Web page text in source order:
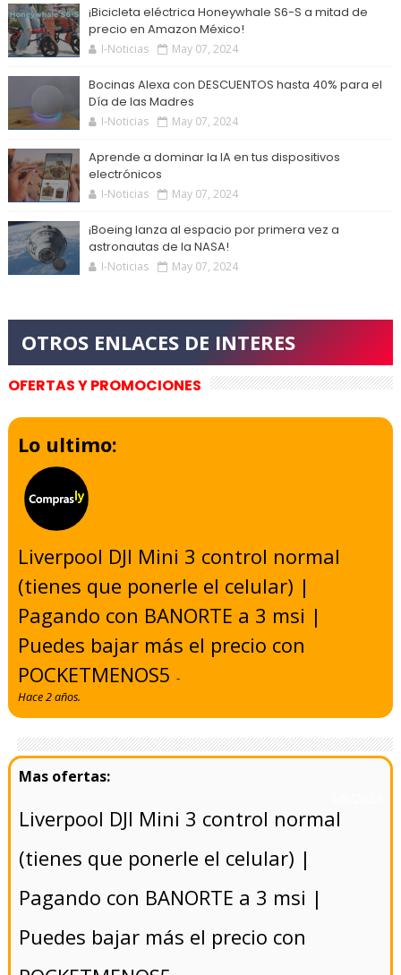
¡Bicicleta eléctrica Honeywhale S6-S a mitad de
precio en Amazon México!
I-Noticias May 07, 2024
Bocinas Alexa con DESCUENTOS hasta 40% para el
Día de las Madres
I-Noticias May 07, 2024
Aprende a dominar la IA en tus dispositivos
electrónicos
I-Noticias May 07, 2024
¡Boeing lanza al espacio por primera vez a
astronautas de la NASA!
I-Noticias May 07, 2024
OFERTAS Y PROMOCIONES
Lo ultimo:
Liverpool DJI Mini 3 control normal
(tienes que ponerle el celular) |
Pagando con BANORTE a 3 msi |
Puedes bajar más el precio con
POCKETMENOS5-
Hace 2 años.
Liverpool DJI Mini 3 control normal
(tienes que ponerle el celular) |
Pagando con BANORTE a 3 msi |
Puedes bajar más el precio con